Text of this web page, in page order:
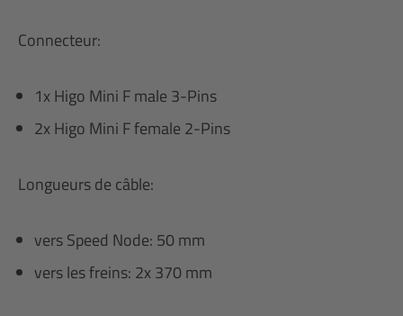
Connecteur:
1x Higo Mini F male 3-Pins
2x Higo Mini F female 2-Pins
Longueurs de câble:
vers Speed Node: 50 mm
vers les freins: 2x 370 mm